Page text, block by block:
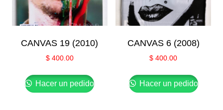
CANVAS 19 (2010)
$400.00
Hacer un pedido
CANVAS 6 (2008)
$ 400.00
Hacer un pedido